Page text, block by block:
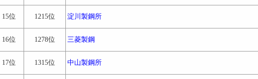
15位 1215位 淀川製鋼所
16位 1278位 三菱製鋼
17位 1315位 中山製鋼所